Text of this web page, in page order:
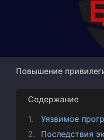
Повышение
Содержание
Уязвимое
Последствия